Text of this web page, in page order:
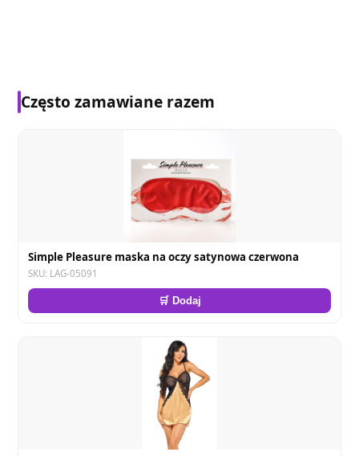
Często zamawiane razem
Simple Pleasure maska na oczy satynowa czerwona
SKU: LAG-05091
🛒 Dodaj